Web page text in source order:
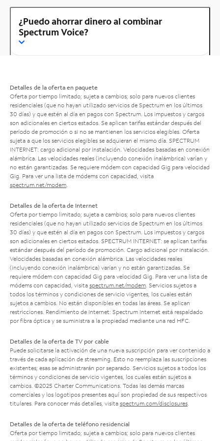
¿Puedo ahorrar dinero al combinar
Spectrum Voice?
Detalles de la oferta en paquete
Oferta por tiempo limitado; sujeta a cambios; solo para nuevos clientes
residenciales (que no hayan utilizado servicios de Spectrum en los últimos
30 días) y que estén al día en pagos con Spectrum. Los impuestos y cargos
son adicionales en ciertos estados. Se aplican tarifas estándar después del
período de promoción o si no se mantienen los servicios elegibles. Oferta
sujeta a que los servicios elegibles se adquieran el mismo día. SPECTRUM
INTERNET: cargo adicional por instalación. Velocidades basadas en conexión
alámbrica. Las velocidades reales (incluyendo conexión inalámbrica) varían y
no están garantizadas. Se requiere módem con capacidad Gig para velocidad
Gig. Para ver una lista de módems con capacidad, visita
spectrum.net/modem
Detalles de la oferta de Internet
Oferta por tiempo limitado; sujeta a cambios; solo para nuevos clientes
residenciales (que no hayan utilizado servicios de Spectrum en los últimos
30 días) y que estén al día en pagos con Spectrum. Los impuestos y cargos
son adicionales en ciertos estados. SPECTRUM INTERNET: se aplican tarifas
estándar después del período de promoción. Cargo adicional por instalación.
Velocidades basadas en conexión alámbrica. Las velocidades reales
(incluyendo conexión inalámbrica) varían y no están garantizadas. Se
requiere módem con capacidad Gig para velocidad Gig. Para ver una lista de
módems con capacidad, visita spectrum.net/modem . Servicios sujetos a
todos los términos y condiciones de servicio vigentes, los cuales están
sujetos a cambios. No están disponibles en todas las áreas. Se aplican
restricciones. Rendimiento de Internet: Spectrum Internet está respaldado
por fibra óptica y se suministra a la propiedad mediante una red HFC.
Detalles de la oferta de TV por cable
Puede solicitarse la activación de una nueva suscripción para ver contenido a
través de cada aplicación de streaming. Esto no reemplaza las suscripciones
existentes; esas se administrarán por separado. Servicios sujetos a todos los
términos y condiciones de servicio vigentes, los cuales están sujetos a
cambios. ©2025 Charter Communications. Todas las demás marcas
comerciales y los logotipos presentes aquí son propiedad de sus respectivos
titulares. Para conocer más detalles, visita spectrum.com/disclosures
Detalles de la oferta de teléfono residencial
Oferta por tiempo limitado; sujeta a cambios; solo para nuevos clientes